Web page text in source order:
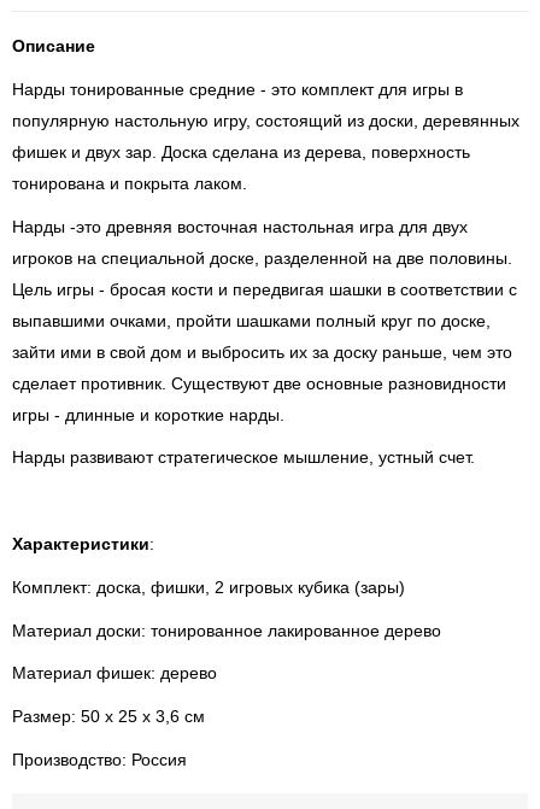
Описание
Нарды тонированные средние - это комплект для игры в
популярную настольную игру, состоящий из доски, деревянных
фишек и двух зар. Доска сделана из дерева, поверхность
тонирована и покрыта лаком.
Нарды -это древняя восточная настольная игра для двух
игроков на специальной доске, разделенной на две половины.
Цель игры - бросая кости и передвигая шашки в соответствии с
выпавшими очками, пройти шашками полный круг по доске,
зайти ими в свой дом и выбросить их за доску раньше, чем это
сделает противник. Существуют две основные разновидности
игры - длинные и короткие нарды.
Нарды развивают стратегическое мышление, устный счет.
Характеристики:
Комплект: доска, фишки, 2 игровых кубика (зары)
Материал доски: тонированное лакированное дерево
Материал фишек: дерево
Размер: 50 х 25 х 3,6 см
Производство: Россия